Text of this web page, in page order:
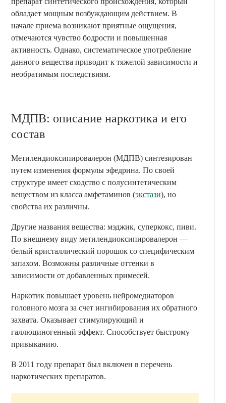
обладает мощным возбуждающим действием. В
начале приема возникают приятные ощущения,
отмечаются чувство бодрости и повышенная
активность. Однако, систематическое употребление
данного вещества приводит к тяжелой зависимости и
необратимым последствиям.
МДПВ: описание наркотика и его
состав
Метилендиоксипировалерон (МДПВ) синтезирован
путем изменения формулы эфедрина. По своей
структуре имеет сходство с полусинтетическим
веществом из класса амфетаминов (экстази), но
свойства их различны.
Другие названия вещества: мэджик, суперкокс, пиви.
По внешнему виду метилендиоксипировалерон —
белый кристаллический порошок со специфическим
запахом. Возможны различные оттенки в
зависимости от добавленных примесей.
Наркотик повышает уровень нейромедиаторов
головного мозга за счет ингибирования их обратного
захвата. Оказывает стимулирующий и
галлюциногенный эффект. Способствует быстрому
привыканию.
В 2011 году препарат был включен в перечень
наркотических препаратов.